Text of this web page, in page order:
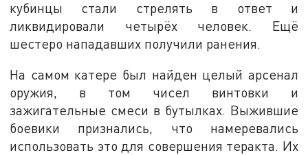
кубинцы стали стрелять в ответ и
ликвидировали четырёх человек. Ещё
шестеро нападавших получили ранения.
На самом катере был найден целый арсенал
оружия, в том чисел винтовки и
зажигательные смеси в бутылках. Выжившие
боевики признались, что намеревались
использовать это для совершения теракта. Их